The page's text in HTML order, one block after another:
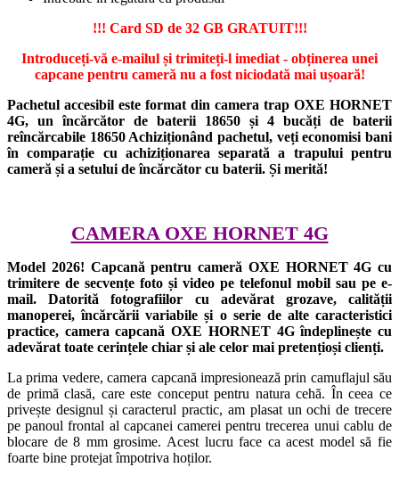
!!! Card SD de 32 GB GRATUIT!!!
Introduceți-vă e-mailul și trimiteți-l imediat - obținerea unei
capcane pentru cameră nu a fost niciodată mai ușoară!
Pachetul accesibil este format din camera trap OXE HORNET
4G, un încărcător de baterii 18650 și 4 bucăți de baterii
reîncărcabile 18650 Achiziționând pachetul, veți economisi bani
în comparație cu achiziționarea separată a trapului pentru
cameră și a setului de încărcător cu baterii. Și merită!
CAMERA OXE HORNET 4G
Model 2026! Capcană pentru cameră OXE HORNET 4G cu
trimitere de secvențe foto și video pe telefonul mobil sau pe e-
mail. Datorită fotografiilor cu adevărat grozave, calității
manoperei, încărcării variabile și o serie de alte caracteristici
practice, camera capcană OXE HORNET 4G îndeplinește cu
adevărat toate cerințele chiar și ale celor mai pretențioși clienți.
La prima vedere, camera capcană impresionează prin camuflajul său
de primă clasă, care este conceput pentru natura cehă. În ceea ce
privește designul și caracterul practic, am plasat un ochi de trecere
pe panoul frontal al capcanei camerei pentru trecerea unui cablu de
blocare de 8 mm grosime. Acest lucru face ca acest model să fie
foarte bine protejat împotriva hoților.